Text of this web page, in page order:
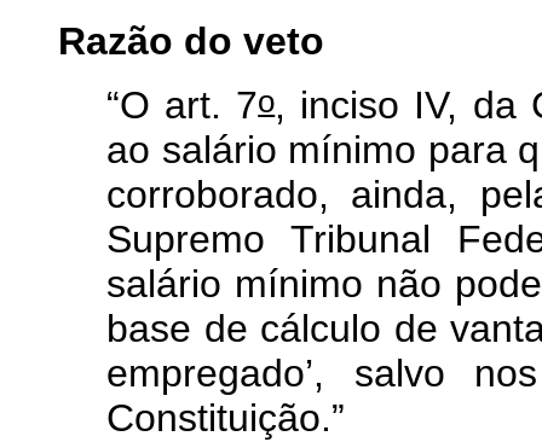
Razão do veto
“O art. 7o, inciso IV, da
ao salário mínimo para
corroborado, ainda,
Supremo Tribunal
salário mínimo não
base de cálculo de
empregado’, salvo
Constituição.”